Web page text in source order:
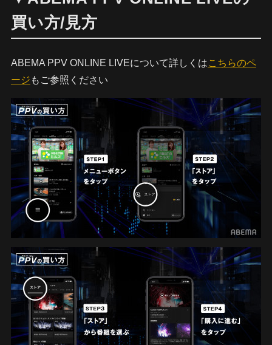
買い方/見方
ABEMA PPV ONLINE LIVEについて詳しくはこちらのペ
ージ もご参照ください